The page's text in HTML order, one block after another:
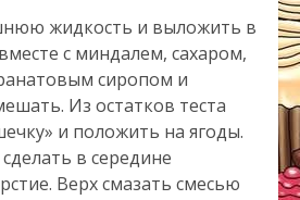
жидкость и выложить в
с миндалем, сахаром,
сиропом и
Из остатков теста
и положить на ягоды.
в середине
Верх смазать смесью